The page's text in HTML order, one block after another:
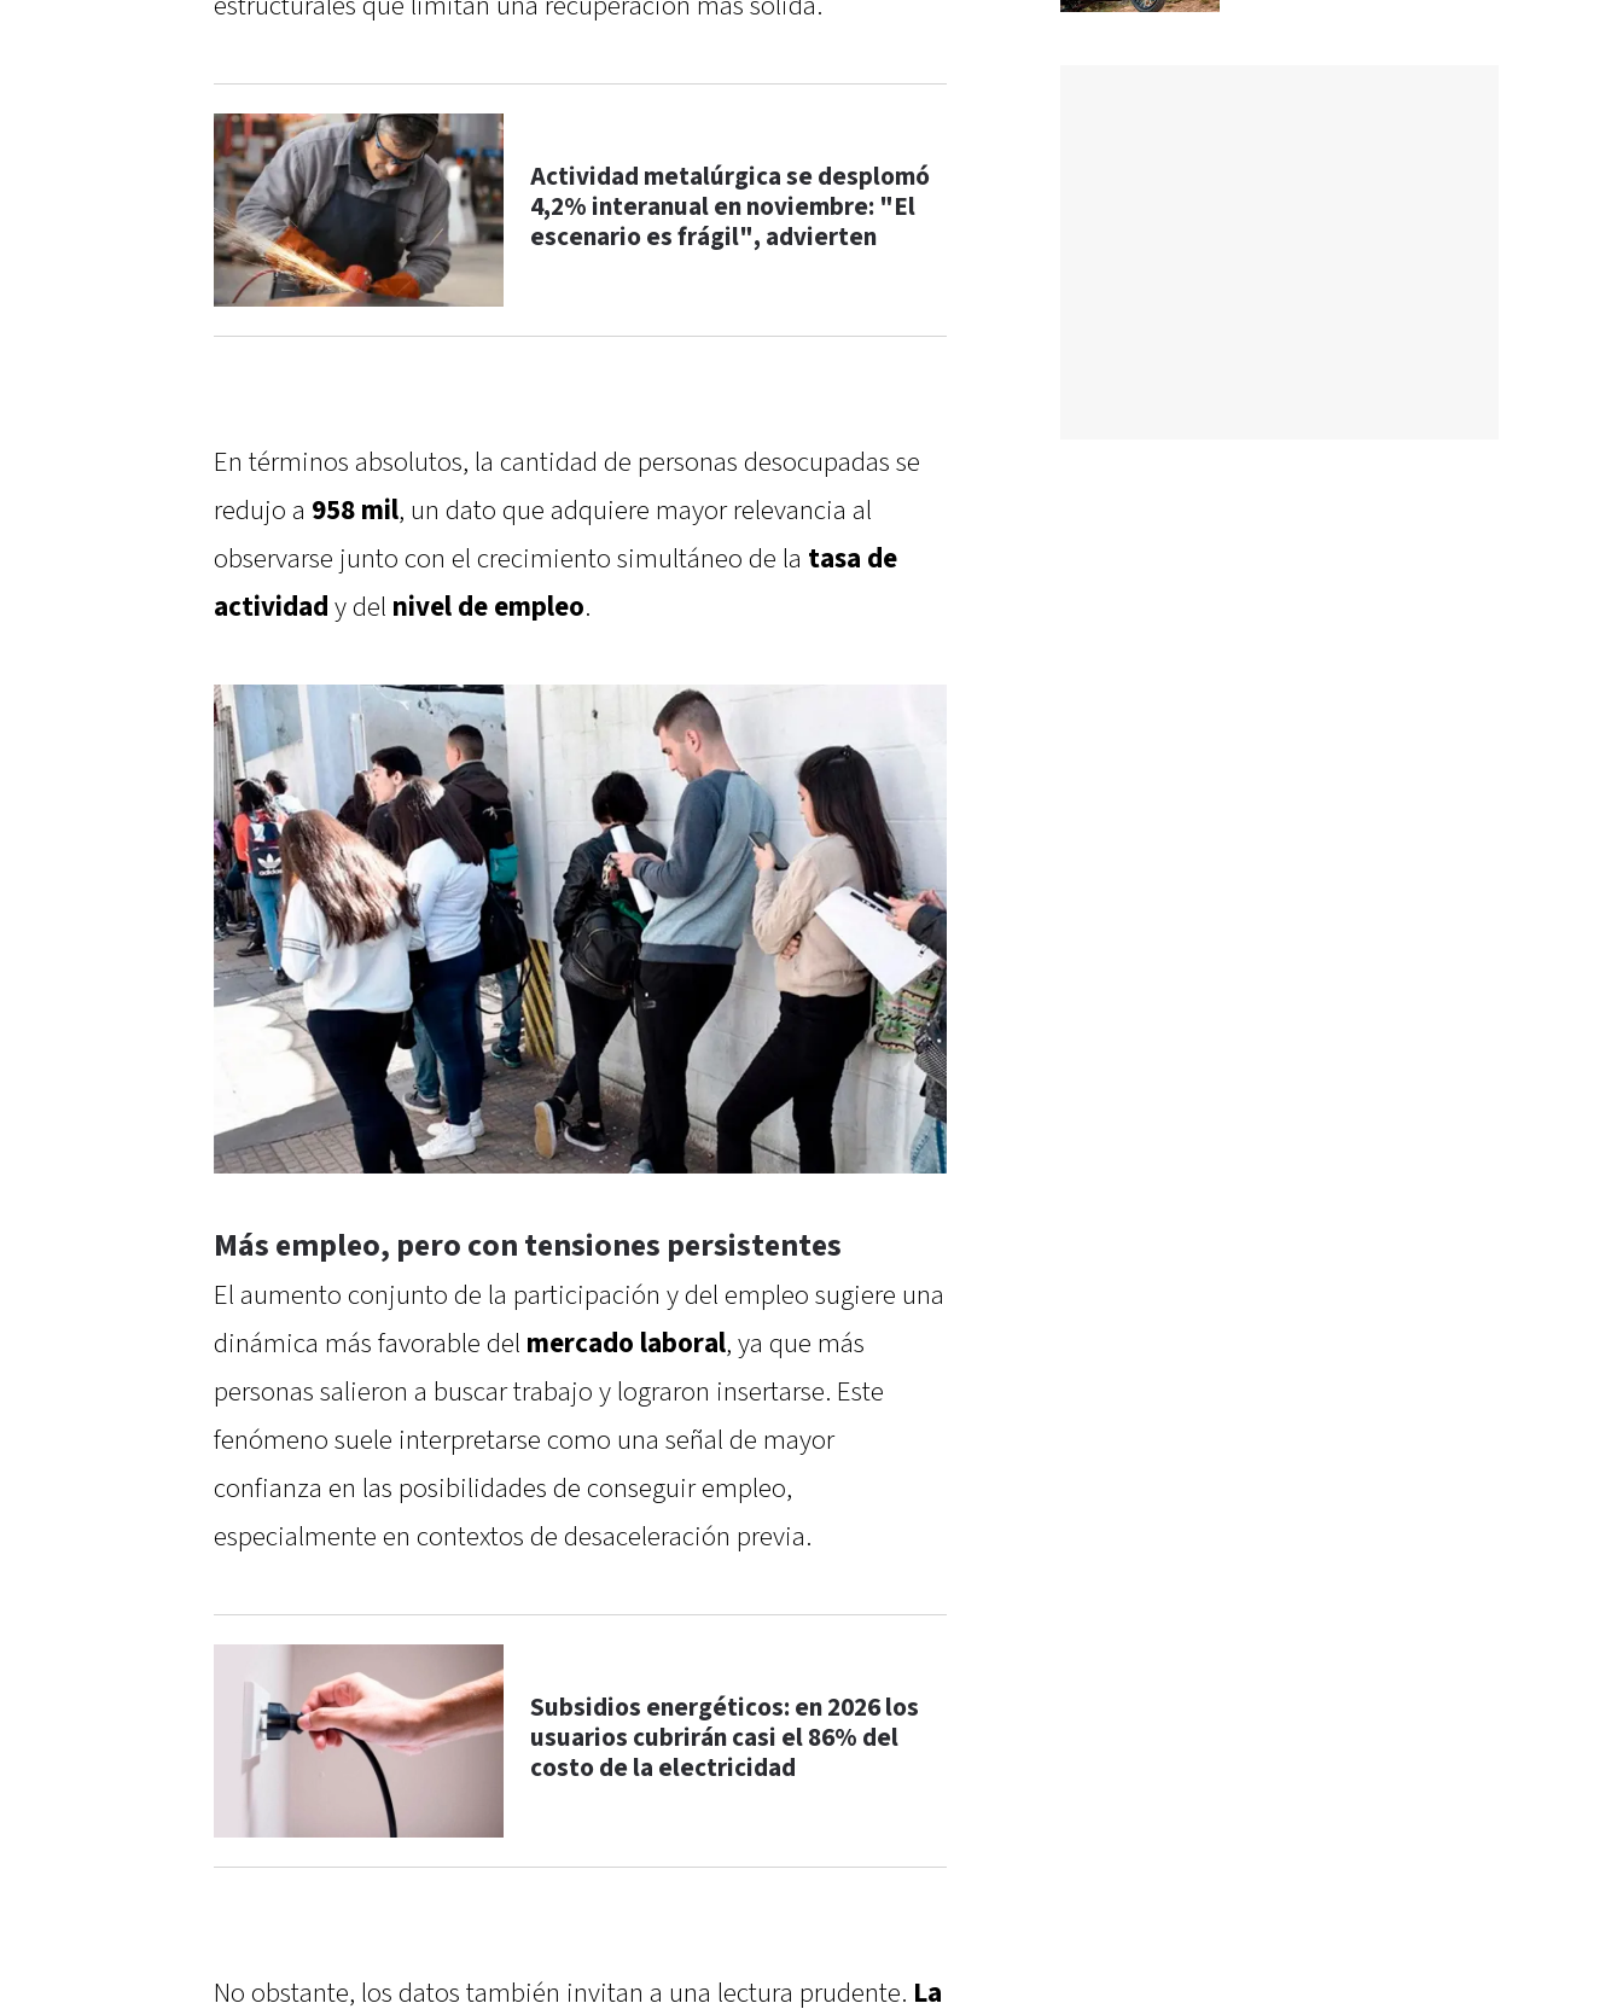
Actividad metalúrgica se desplomó
4,2% interanual en noviembre: "El
escenario es frágil", advierten
En términos absolutos, la cantidad de personas desocupadas se
redujo a 958 mil, un dato que adquiere mayor relevancia al
observarse junto con el crecimiento simultáneo de la tasa de
actividad y del nivel de empleo.
Más empleo, pero con tensiones persistentes
El aumento conjunto de la participación y del empleo sugiere una
dinámica más favorable del mercado laboral, ya que más
personas salieron a buscar trabajo y lograron insertarse. Este
fenómeno suele interpretarse como una señal de mayor
confianza en las posibilidades de conseguir empleo,
especialmente en contextos de desaceleración previa.
Subsidios energéticos: en 2026 los
usuarios cubrirán casi el 86% del
costo de la electricidad
No obstante, los datos también invitan a una lectura prudente. La